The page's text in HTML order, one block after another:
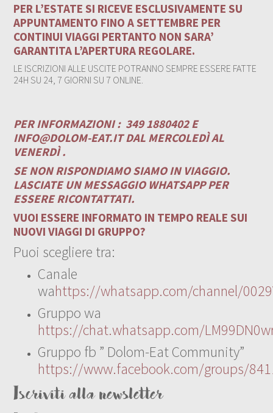
PER L’ESTATE SI RICEVE ESCLUSIVAMENTE SU
APPUNTAMENTO FINO A SETTEMBRE PER
CONTINUI VIAGGI PERTANTO NON SARA’
GARANTITA L’APERTURA REGOLARE.
LE ISCRIZIONI ALLE USCITE POTRANNO SEMPRE ESSERE FATTE
24H SU 24, 7 GIORNI SU 7 ONLINE.
PER INFORMAZIONI : 349 1880402 E
INFO@DOLOM-EAT.ITDAL MERCOLEDÌ AL
VENERDÌ .
SE NON RISPONDIAMO SIAMO IN VIAGGIO.
LASCIATE UN MESSAGGIO WHATSAPP PER
ESSERE RICONTATTATI.
VUOI ESSERE INFORMATO IN TEMPO REALE SUI
NUOVI VIAGGI DI GRUPPO?
Puoi scegliere tra:
Canale
wahttps://whatsapp.com/channel/
Gruppo wa
https://chat.whatsapp.com/
Gruppo fb ” Dolom-Eat Community”
https://www.facebook.com/groups/
Iscriviti alla newsletter